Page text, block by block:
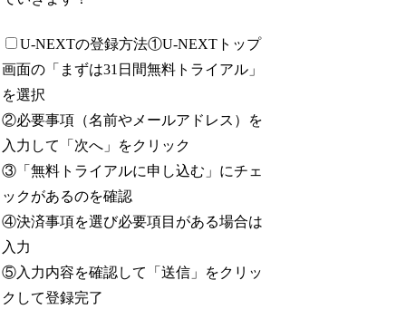
U-NEXTの登録方法①U-NEXTトップ
画面の「まずは31日間無料トライアル」
を選択
②必要事項（名前やメールアドレス）を
入力して「次へ」をクリック
③「無料トライアルに申し込む」にチェ
ックがあるのを確認
④決済事項を選び必要項目がある場合は
入力
⑤入力内容を確認して「送信」をクリッ
クして登録完了